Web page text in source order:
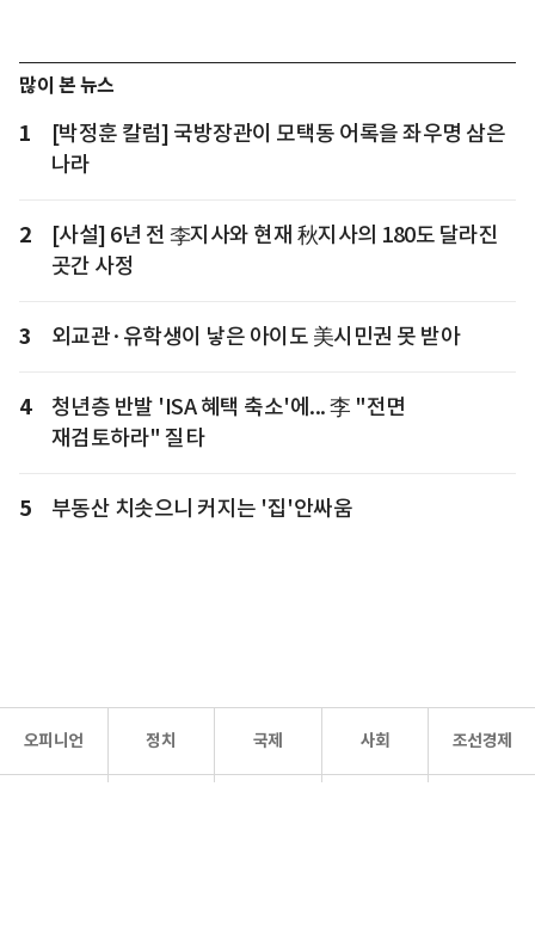
많이 본 뉴스
1
[박정훈 칼럼] 국방장관이 모택동 어록을 좌우명 삼은
나라
2
[사설] 6년 전 李지사와 현재 秋지사의 180도 달라진
곳간 사정
3 외교관·유학생이 낳은 아이도 美시민권 못 받아
4
청년층 반발 'ISA 혜택 축소'에... 李 "전면
재검토하라" 질타
5 부동산 치솟으니 커지는 '집'안싸움
오피니언 정치 국제 사회 조선경제